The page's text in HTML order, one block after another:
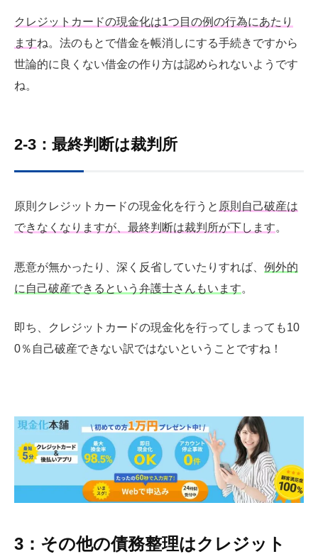
クレジットカードの現金化は1つ目の例の行為にあたり
ますね。法のもとで借金を帳消しにする手続きですから
世論的に良くない借金の作り方は認められないようです
ね。
2-3：最終判断は裁判所
原則クレジットカードの現金化を行うと 原則自己破産は
できなくなりますが、最終判断は裁判所が下します。
悪意が無かったり、深く反省していたりすれば、 例外的
に自己破産できるという弁護士さんもいます。
即ち、クレジットカードの現金化を行ってしまっても10
0％自己破産できない訳ではないということですね！
3：その他の債務整理はクレジット